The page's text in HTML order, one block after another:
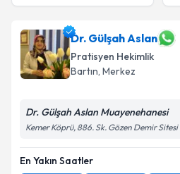
Dr. Gülşah Aslan
Pratisyen Hekimlik
Bartın, Merkez
Dr. Gülşah Aslan Muayenehanesi
Kemer Köprü, 886. Sk. Gözen Demir Sitesi
En Yakın Saatler